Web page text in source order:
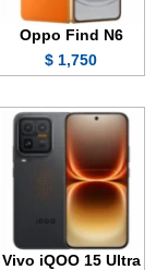
Oppo Find N6
1,750 $
Vivo iQOO 15 Ultra